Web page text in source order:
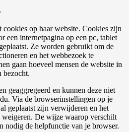
op haar website. Cookies zijn
een internetpagina op een pc, tablet
Ze worden gebruikt om de
en het webbezoek te
gaan hoeveel mensen de website in
bezocht.
geaggregeerd en kunnen deze niet
Via de browserinstellingen op je
geplaatst zijn verwijderen en het
weigeren. De wijze waarop verschilt
nodig de helpfunctie van je browser.